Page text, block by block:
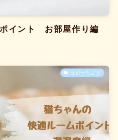
イント お部屋作り編
はぴーだより